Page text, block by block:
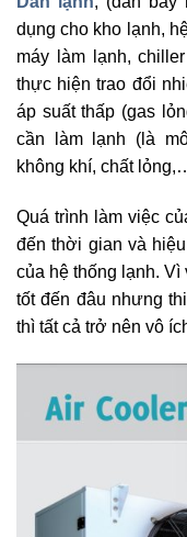
dụng cho kho lạnh,
máy làm lạnh,
thực hiện trao đổi
áp suất thấp (gas
cần làm lạnh (là
không khí, chất
Quá trình làm việc
đến thời gian và
của hệ thống lạnh. Vì
tốt đến đâu nhưng
thì tất cả trở nên vô